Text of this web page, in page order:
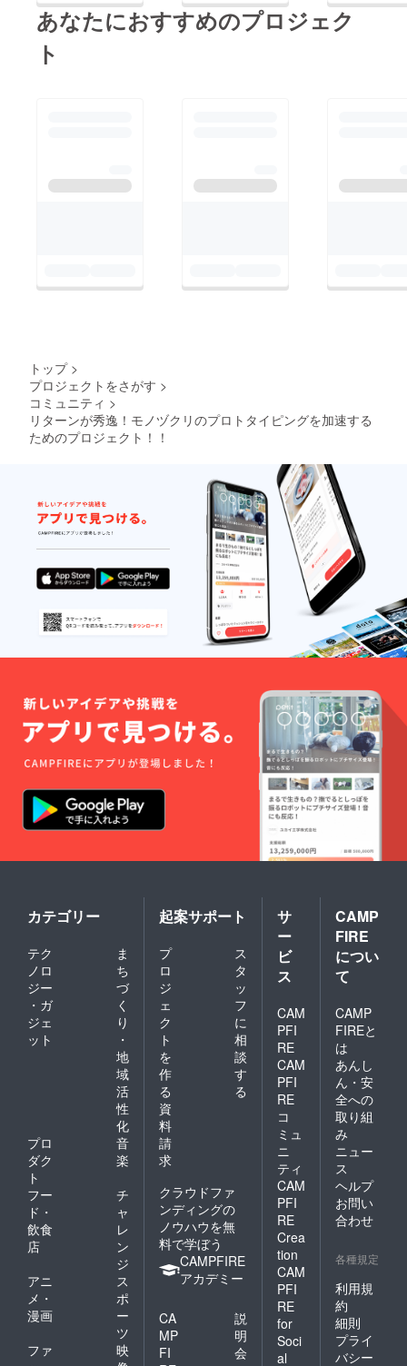
値があります。 3. 試
作品 試作品の段階
商品 これはそのま
猫グッズ、犬グッズな
どですが、もう少し
ニッチなところを狙い
の作成には(有)三和製
罐の多大なご協力を頂
いております。
あなたにおすすめのプロジェク
ト
トップ >
プロジェクトをさがす >
コミュニティ >
リターンが秀逸！モノヅクリのプロトタイピングを加速する
ためのプロジェクト！！
カテゴリー
テク
ノロ
ジー
・ガ
ジェ
ット
ま
ち
づ
く
り
・
地
域
活
性
化
プロ
ダク
ト
音
楽
フー
ド・
飲食
店
チ
ャ
レ
ン
ジ
アニ
メ・
漫画
ス
ポ
ー
ツ
ファ
映
起案サポート
プ
ロ
ジ
ェ
ク
ト
を
作
る
ス
タ
ッ
フ
に
相
談
す
る
資
料
請
求
クラウドファ
ンディングの
ノウハウを無
料で学ぼう
CAMPFIRE
アカデミー
CA
MP
FI
説
明
会
サ
ー
ビ
ス
CAM
PFI
RE
CAM
PFI
RE
コ
ミュ
ニ
ティ
CAM
PFI
RE
Crea
tion
CAM
PFI
RE
for
Soci
al
CAMP
FIRE
につい
て
CAMP
FIREと
は
あんし
ん・安
全への
取り組
み
ニュー
ス
ヘルプ
お問い
合わせ
各種規定
利用規
約
細則
プライ
バシー